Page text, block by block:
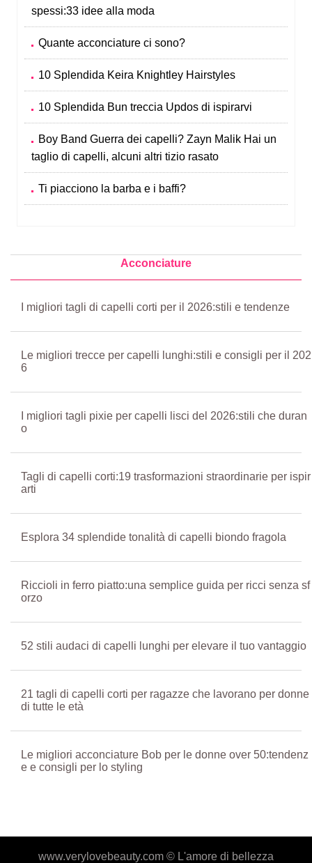
spessi:33 idee alla moda
Quante acconciature ci sono?
10 Splendida Keira Knightley Hairstyles
10 Splendida Bun treccia Updos di ispirarvi
Boy Band Guerra dei capelli? Zayn Malik Hai un
taglio di capelli, alcuni altri tizio rasato
Ti piacciono la barba e i baffi?
Acconciature
I migliori tagli di capelli corti per il 2026:stili e tendenze
Le migliori trecce per capelli lunghi:stili e consigli per il 202
6
I migliori tagli pixie per capelli lisci del 2026:stili che duran
o
Tagli di capelli corti:19 trasformazioni straordinarie per ispir
arti
Esplora 34 splendide tonalità di capelli biondo fragola
Riccioli in ferro piatto:una semplice guida per ricci senza sf
orzo
52 stili audaci di capelli lunghi per elevare il tuo vantaggio
21 tagli di capelli corti per ragazze che lavorano per donne
di tutte le età
Le migliori acconciature Bob per le donne over 50:tendenz
e e consigli per lo styling
www.verylovebeauty.com © L'amore di bellezza